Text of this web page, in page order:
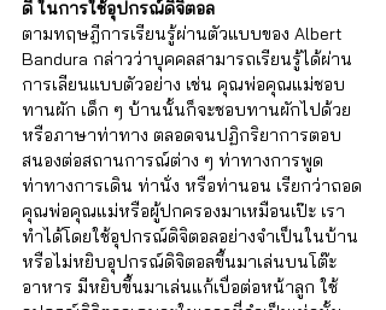
ดี ในการใช้อุปกรณ์ดิจิตอล
ตามทฤษฎีการเรียนรู้ผ่านตัวแบบของ Albert
Bandura กล่าวว่าบุคคลสามารถเรียนรู้ได้ผ่าน
การเลียนแบบตัวอย่าง เช่น คุณพ่อคุณแม่ชอบ
ทานผัก เด็ก ๆ บ้านนั้นก็จะชอบทานผักไปด้วย
หรือภาษาท่าทาง ตลอดจนปฏิกริยาการตอบ
สนองต่อสถานการณ์ต่าง ๆ ท่าทางการพูด
ท่าทางการเดิน ท่านั่ง หรือท่านอน เรียกว่าถอด
คุณพ่อคุณแม่หรือผู้ปกครองมาเหมือนเป๊ะ เรา
ทำได้โดยใช้อุปกรณ์ดิจิตอลอย่างจำเป็นในบ้าน
หรือไม่หยิบอุปกรณ์ดิจิตอลขึ้นมาเล่นบนโต๊ะ
อาหาร มีหยิบขึ้นมาเล่นแก้เบื่อต่อหน้าลูก ใช้